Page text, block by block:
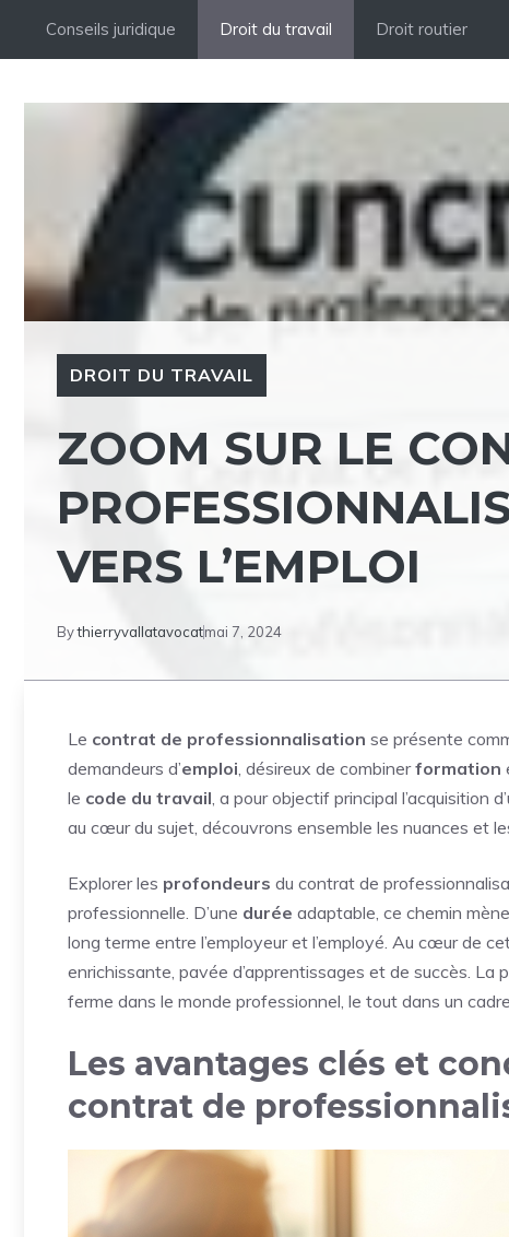
Conseils juridique Droit du travail Droit routier
DROIT DU TRAVAIL
ZOOM SUR LE
VERS L’EMPLOI
Bythierryvallatavocatmai 7, 2024
Le contrat de professionnalisation se présente
demandeurs d’emploi, désireux de combinerformation
le code du travail, a pour objectif principal l’acquisition
au cœur du sujet, découvrons ensemble les nuances et
Explorer les profondeurs du contrat de
professionnelle. D’une durée adaptable, ce chemin
long terme entre l’employeur et l’employé. Au cœur de
enrichissante, pavée d’apprentissages et de succès.
ferme dans le monde professionnel, le tout dans un
Les avantages clés et
contrat de